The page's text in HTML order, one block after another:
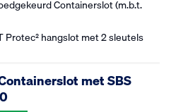
Containerslot (m.b.t.
Protec² hangslot met 2 sleutels
met SBS